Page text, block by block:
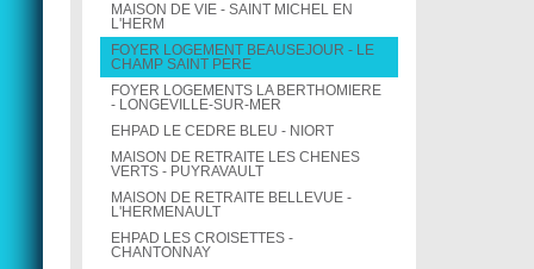
MAISON DE VIE - SAINT MICHEL EN
L'HERM
FOYER LOGEMENT BEAUSEJOUR - LE
CHAMP SAINT PERE
FOYER LOGEMENTS LA BERTHOMIERE
- LONGEVILLE-SUR-MER
EHPAD LE CEDRE BLEU - NIORT
MAISON DE RETRAITE LES CHENES
VERTS - PUYRAVAULT
MAISON DE RETRAITE BELLEVUE -
L'HERMENAULT
EHPAD LES CROISETTES -
CHANTONNAY